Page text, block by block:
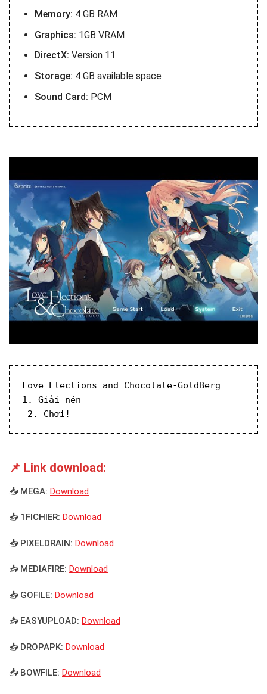
Memory: 4 GB RAM
Graphics: 1GB VRAM
DirectX: Version 11
Storage: 4 GB available space
Sound Card: PCM
Love Elections and Chocolate-GoldBerg
1. Giải nén
2. Chơi!
📌 Link download:
📥 MEGA: Download
📥 1FICHIER: Download
📥 PIXELDRAIN: Download
📥 MEDIAFIRE: Download
📥 GOFILE: Download
📥 EASYUPLOAD: Download
📥 DROPAPK: Download
📥 BOWFILE: Download